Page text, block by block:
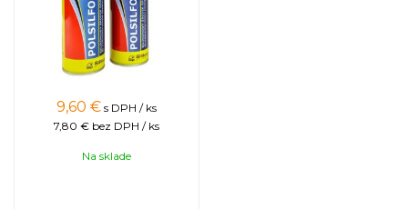
9,60 € s DPH / ks
7,80 € bez DPH / ks
Na sklade